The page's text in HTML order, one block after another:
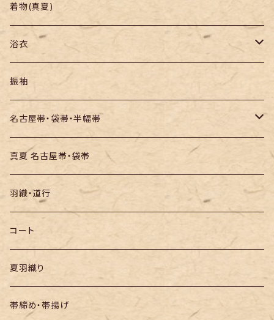
羽織り・道行
色無地・江戸小紋
紬
訪問着・付下
お召し
着物(真夏)
浴衣
セオα・ポリ
木綿・綿麻
絞りの浴衣
振袖
名古屋帯・袋帯・半幅帯
名古屋帯
袋帯
半幅帯
真夏 名古屋帯・袋帯
羽織・道行
コート
夏羽織り
帯締め・帯揚げ